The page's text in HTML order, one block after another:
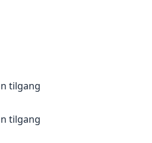
tilgang
tilgang